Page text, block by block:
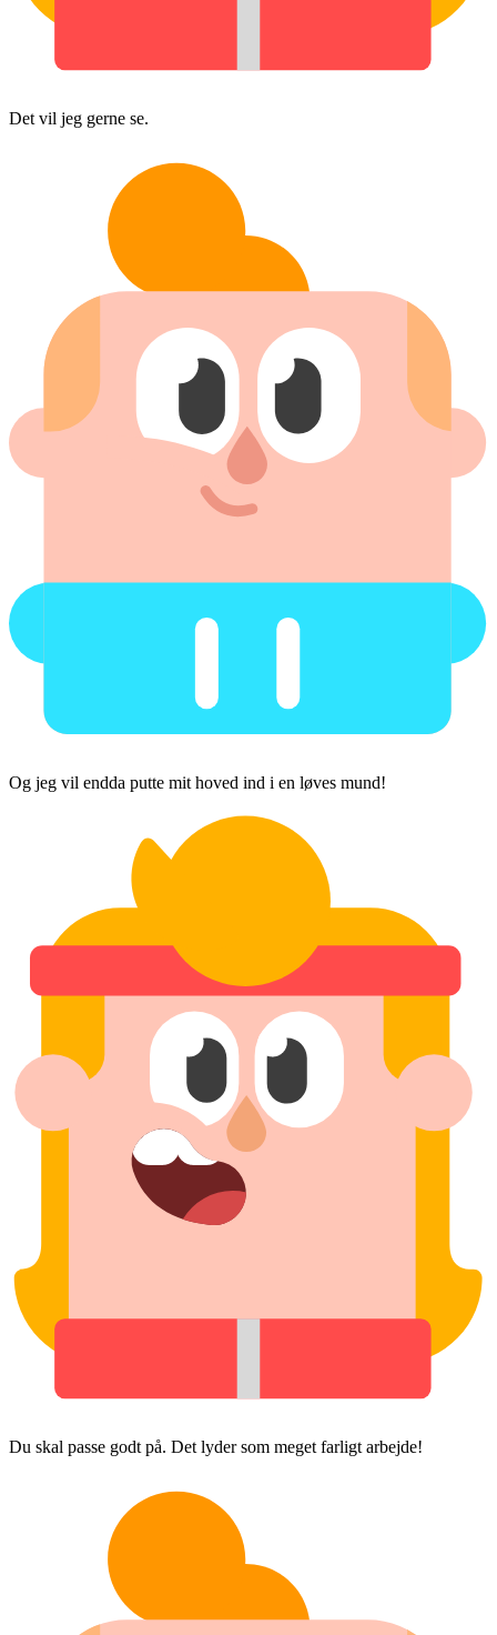
Det vil jeg gerne se.
Og jeg vil endda putte mit hoved ind i en løves mund!
Du skal passe godt på. Det lyder som meget farligt arbejde!